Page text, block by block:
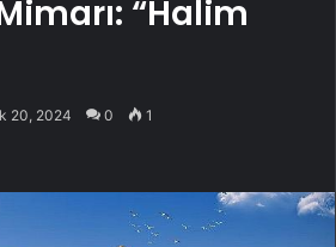
“Halim
20, 2024 0 1